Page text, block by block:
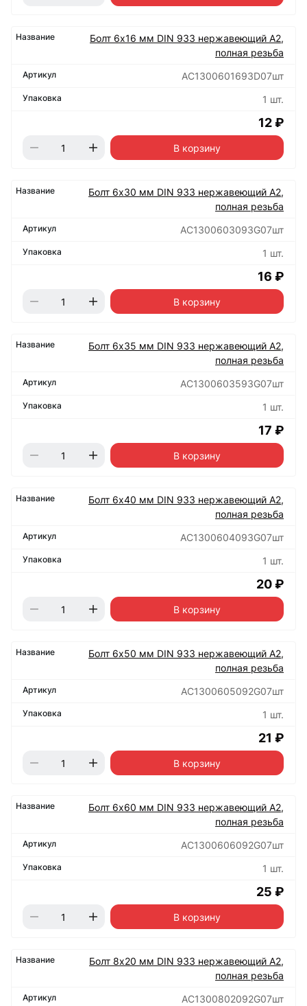
Болт 6х16 мм DIN 933 нержавеющий А2,
полная резьба
АС1300601693D07шт
1 шт.
12 ₽
В корзину
Болт 6х30 мм DIN 933 нержавеющий А2,
полная резьба
АС1300603093G07шт
1 шт.
16 ₽
В корзину
Болт 6х35 мм DIN 933 нержавеющий А2,
полная резьба
АС1300603593G07шт
1 шт.
17 ₽
В корзину
Болт 6х40 мм DIN 933 нержавеющий А2,
полная резьба
АС1300604093G07шт
1 шт.
20 ₽
В корзину
Болт 6х50 мм DIN 933 нержавеющий А2,
полная резьба
АС1300605092G07шт
1 шт.
21 ₽
В корзину
Болт 6х60 мм DIN 933 нержавеющий А2,
полная резьба
АС1300606092G07шт
1 шт.
25 ₽
В корзину
Болт 8х20 мм DIN 933 нержавеющий А2,
полная резьба
АС1300802092G07шт